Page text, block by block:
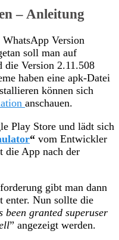
– Anleitung
Version
soll man auf
die Version 2.11.508
haben eine apk-Datei
können sich
anschauen.
Play Store und lädt sich
“ vom Entwickler
die App nach der
gibt man dann
enter. Nun sollte die
been granted superuser
” angezeigt werden.